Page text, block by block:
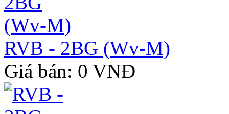
RVB - 2BG (Wv-M)
Giá bán: 0 VNĐ